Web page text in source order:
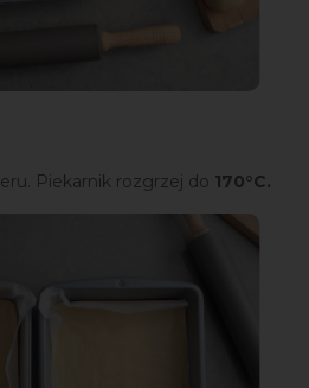
Piekarnik rozgrzej do 170°C.